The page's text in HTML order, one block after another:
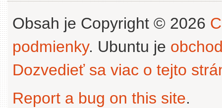
Obsah je Copyright © 2026
podmienky. Ubuntu je
Dozvedieť sa viac o tejto
Report a bug on this site.